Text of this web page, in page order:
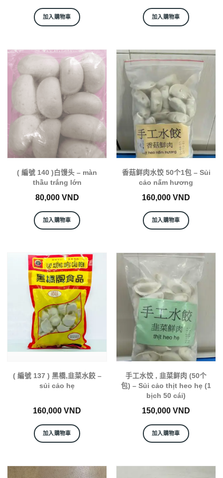
加入購物車 加入購物車
( 編號 140 )白馒头 – màn
thầu trắng lớn
80,000 VND
加入購物車
香菇鲜肉水饺 50个1包 – Sủi
cảo nấm hương
160,000 VND
加入購物車
( 編號 137 ) 黑橋,韭菜水餃 –
sủi cảo hẹ
160,000 VND
加入購物車
手工水饺 , 韭菜鲜肉 (50个
包) – Sủi cảo thịt heo hẹ (1
bịch 50 cái)
150,000 VND
加入購物車